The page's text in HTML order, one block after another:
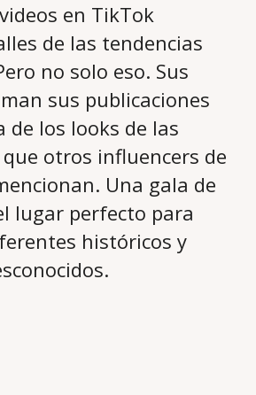
en TikTok
de las tendencias
no solo eso. Sus
sus publicaciones
de los looks de las
otros influencers de
Una gala de
lugar perfecto para
históricos y